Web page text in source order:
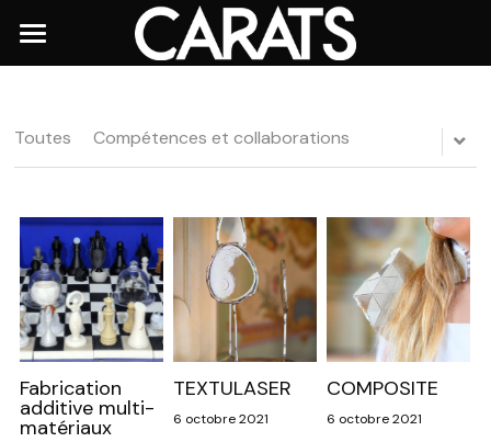
Accueil
Innover Ensemble
Actualités
Nous contacter
Toutes Compétences et collaborations
Fabrication
additive multi-
matériaux
TEXTULASER
6 octobre 2021
COMPOSITE
6 octobre 2021